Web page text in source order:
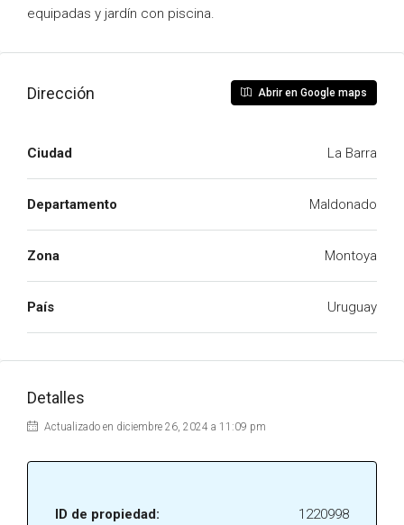
equipadas y jardín con piscina.
Dirección Abrir en Google maps
Ciudad La Barra
Departamento Maldonado
Zona Montoya
País Uruguay
Detalles
Actualizado en diciembre 26, 2024 a 11:09 pm
ID de propiedad: 1220998